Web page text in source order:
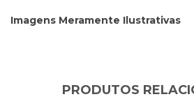
Imagens Meramente Ilustrativas
PRODUTOS